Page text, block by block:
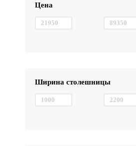
Цена
Ширина столешницы